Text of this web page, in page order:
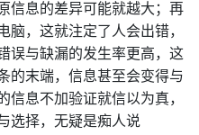
信息的差异可能就越大；再
脑，这就注定了人会出错，
误与缺漏的发生率更高，这
的末端，信息甚至会变得与
信息不加验证就信以为真，
选择，无疑是痴人说